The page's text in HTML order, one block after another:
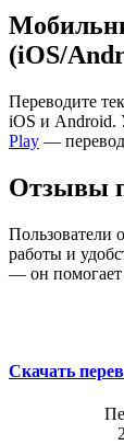
(iOS/
Переводите
iOS и Android.
Play —
Отзывы
Пользователи
работы и
— он помогает
Скачать